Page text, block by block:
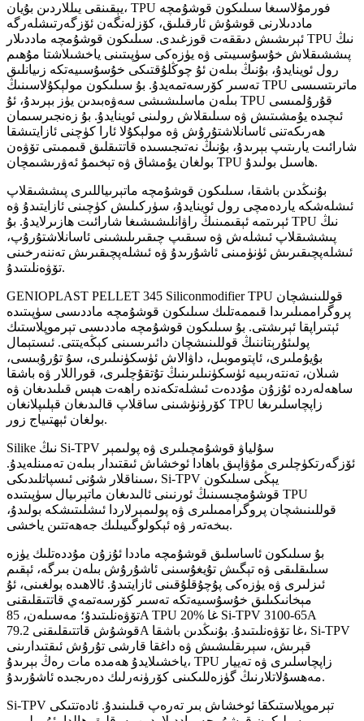
يېقىنقى يىللاردىن بۇيان، TPU فورمۇلاسىغا سىلىكون قوشۇمچە
ماددىلارنى قوشۇش ئارقىلىق، كۆزلەنگەن ئۆزگەرتىشلەرگە
ئېرىشىش دىققەت قوزغىدى. سىلىكون قوشۇمچە ماددىلار TPU نىڭ
پىششىقلاش خۇسۇسىيىتى ۋە يۈزەكى سۈپىتىنى ياخشىلاشتا مۇھىم
رول ئوينايدۇ، بۇنىڭ بىلەن ئۇ چوڭلۇقتىكى خۇسۇسىيەتكە زىيانلىق
تەسىر كۆرسەتمەيدۇ. بۇ سىلىكون مولېكۇلاسىنىڭ TPU ماترىتسىسى
بىلەن ماسلىشىشى سەۋەبىدىن يۈز بېرىدۇ، ئۇ TPU قۇرۇلمىسى
ئىچىدە يۇمشىتىش ۋە سىلىقلاش رولىنى ئوينايدۇ. بۇ زەنجىرسىمان
ھەرىكەتنى ئاسانلاشتۇرۇش ۋە مولېكۇلا ئارا كۈچنى ئازايتىشقا
شارائىت يارىتىپ بېرىدۇ، بۇنىڭ نەتىجىسىدە قاتتىقلىق قىممىتى تۆۋەن
بولغان يۇمشاق ۋە تېخىمۇ ئەۋرىشىمچان TPU ھاسىل بولىدۇ.
بۇنىڭدىن باشقا، سىلىكون قوشۇمچە ماتېرىياللىرى پىششىقلاپ
ئىشلەشكە ياردەمچى رول ئوينايدۇ، سۈركىلىش كۈچىنى ئازايتىدۇ ۋە
ئېرىتمە ئېقىمىنىڭ راۋانلىشىشىغا شارائىت ھازىرلايدۇ. بۇ TPU نىڭ
پىششىقلاپ ئىشلەش ۋە سىقىپ چىقىرىلىشىنى ئاسانلاشتۇرۇپ،
ئىشلەپچىقىرىش ئۈنۈمىنى ئاشۇرىدۇ ۋە ئىشلەپچىقىرىش تەننەرخىنى
تۆۋەنلىتىدۇ.
GENIOPLAST PELLET 345 Siliconmodifier TPU قوللىنىشچان
پروگراممىلىرىدا قىممەتلىك سىلىكون قوشۇمچە ماددىسى سۈپىتىدە
ئېتىراپقا ئېرىشتى. بۇ سىلىكون قوشۇمچە ماددىسى تېرموپلاستىك
پولىئۇرېتاننىڭ قوللىنىشچان دائىرىسىنى كېڭەيتتى. ئىستېمال
بۇيۇملىرى، ئاپتوموبىل، داۋالاش ئۈسكۈنىلىرى، سۇ تۇرۇبىسى،
شىلان، تەنتەربىيە ئۈسكۈنىلىرىنىڭ تۇتقۇچلىرى، قوراللار ۋە باشقا
ساھەلەردە ئۇزۇن مۇددەت ئىشلەتكەندە راھەت ھېس قىلىدىغان ۋە
كۆرۈنۈشىنى ساقلاپ قالىدىغان قېلىپلانغان TPU زاپچاسلىرىغا
بولغان ئېھتىياج زور.
Silike نىڭ Si-TPV سۇلياۋ قوشۇمچىلىرى ۋە پولىمېر
ئۆزگەرتكۈچلىرى مۇۋاپىق باھادا ئوخشاش ئىقتىدار بىلەن تەمىنلەيدۇ.
سىناقلار شۇنى ئىسپاتلىدىكى، Si-TPV يېڭى سىلىكون
قوشۇمچىسىنىڭ ئورنىنى ئالىدىغان ماتېرىيال سۈپىتىدە TPU
قوللىنىشچان پروگراممىلىرى ۋە پولىمېرلاردا ئىشلىتىشكە بولىدۇ،
بىخەتەر ۋە ئېكولوگىيىلىك جەھەتتىن ياخشى.
بۇ سىلىكون ئاساسلىق قوشۇمچە ماددا ئۇزۇن مۇددەتلىك يۈزە
سىلىقلىقى ۋە تېگىش تۇيغۇسىنى ئاشۇرۇش بىلەن بىرگە، ئېقىم
ئىزلىرى ۋە يۈزەكى پۇچۇقلۇقىنى ئازايتىدۇ. ئالاھىدە بولغىنى، ئۇ
مېخانىكىلىق خۇسۇسىيەتكە تەسىر كۆرسەتمەي قاتتىقلىقنى
تۆۋەنلىتىدۇ؛ مەسىلەن، 85A TPU غا %20 Si-TPV 3100-65A
قوشۇش قاتتىقلىقنى 79.2A غا تۆۋەنلىتىدۇ. بۇنىڭدىن باشقا، Si-TPV
قېرىش، سېرىقلىشىش ۋە داغقا قارشى تۇرۇش ئىقتىدارىنى
ياخشىلايدۇ ھەمدە مات رەڭ بېرىدۇ، TPU زاپچاسلىرى ۋە تەييار
مەھسۇلاتلارنىڭ گۈزەللىكىنى كۆرۈنەرلىك دەرىجىدە ئاشۇرىدۇ.
Si-TPV تېرموپلاستىكقا ئوخشاش بىر تەرەپ قىلىنىدۇ. ئادەتتىكى